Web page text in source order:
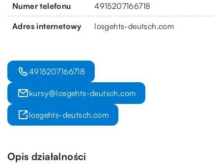
Numer telefonu 4915207166718
Adres internetowy losgehts-deutsch.com
4915207166718
kursy@losgehts-deutsch.com
losgehts-deutsch.com
Opis działalności